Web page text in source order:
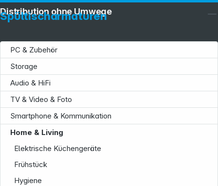
Spültischarmaturen
PC & Zubehör
Storage
Audio & HiFi
TV & Video & Foto
Smartphone & Kommunikation
Home & Living
Elektrische Küchengeräte
Frühstück
Hygiene
Distribution ohne Umwege
Service